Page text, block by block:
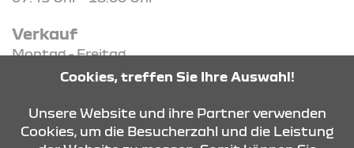
Verkauf
Montag - Freitag
08:15 Uhr - 18:00 Uhr
09:00 Uhr - 13:00 Uhr
Cookies, treffen Sie Ihre Auswahl!
Unsere Website und ihre Partner verwenden
Cookies, um die Besucherzahl und die Leistung